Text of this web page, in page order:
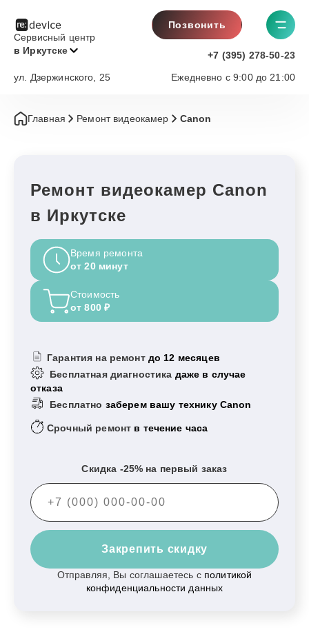
Сервисный центр
в Иркутске
Позвонить
+7 (395) 278-50-23
Ежедневно с 9:00 до 21:00
ул. Дзержинского, 25
Главная Ремонт видеокамер Canon
Ремонт видеокамер Canon
в Иркутске
Время ремонта
от 20 минут
Стоимость
от 800 ₽
Гарантия на ремонт до 12 месяцев
Бесплатная диагностика даже в случае
отказа
Бесплатно заберем вашу технику Canon
Срочный ремонт в течение часа
Скидка -25% на первый заказ
Закрепить скидку
Отправляя, Вы соглашаетесь с политикой
конфиденциальности данных